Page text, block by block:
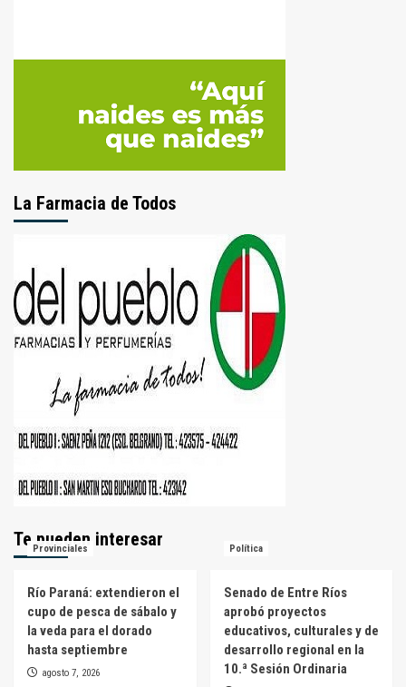
La Farmacia de Todos
Te pueden interesar
Provinciales
Río Paraná: extendieron el
cupo de pesca de sábalo y
la veda para el dorado
hasta septiembre
agosto 7, 2026
Política
Senado de Entre Ríos
aprobó proyectos
educativos, culturales y de
desarrollo regional en la
10.ª Sesión Ordinaria